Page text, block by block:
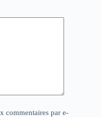
commentaires par e-